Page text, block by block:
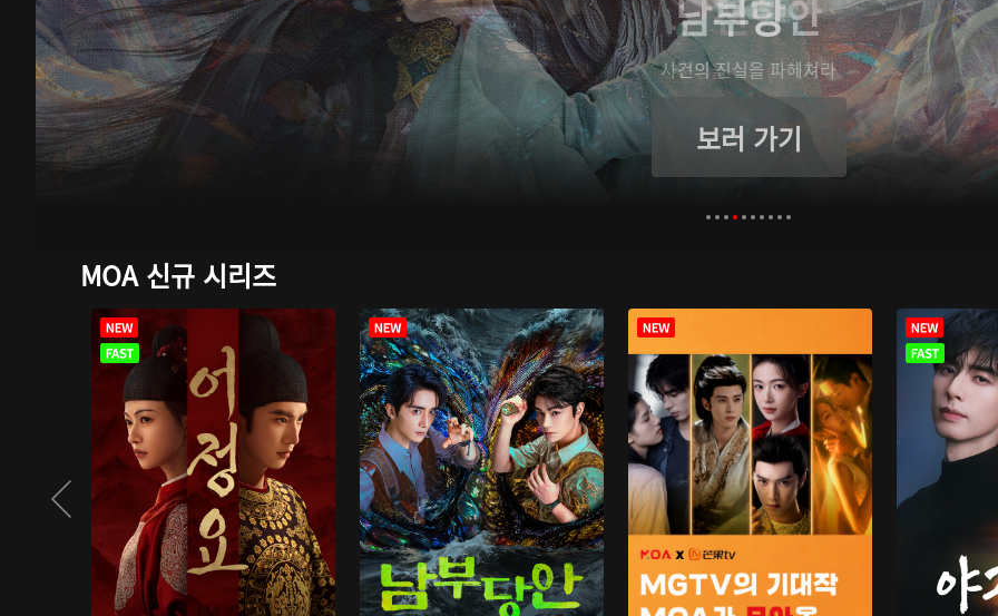
남부당안
사건의 진실을 파헤쳐라
보러 가기
MOA 신규 시리즈